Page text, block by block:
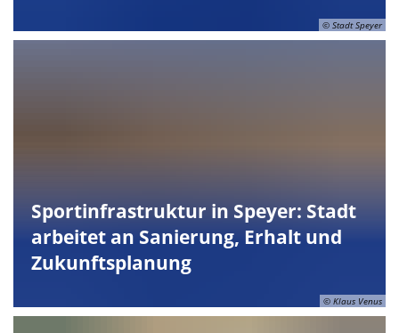
© Stadt Speyer
© Klaus Venus
Sportinfrastruktur in Speyer: Stadt
arbeitet an Sanierung, Erhalt und
Zukunftsplanung